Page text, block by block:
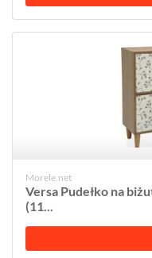
Morele.net
Versa Pudełko na
(11...